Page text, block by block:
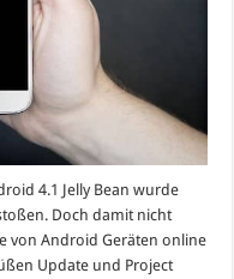
4.1 Jelly Bean wurde
Doch damit nicht
von Android Geräten online
Update und Project